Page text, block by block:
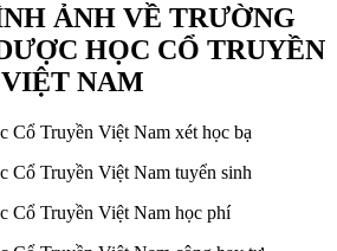
ẢNH VỀ TRƯỜNG
HỌC CỔ TRUYỀN
VIỆT NAM